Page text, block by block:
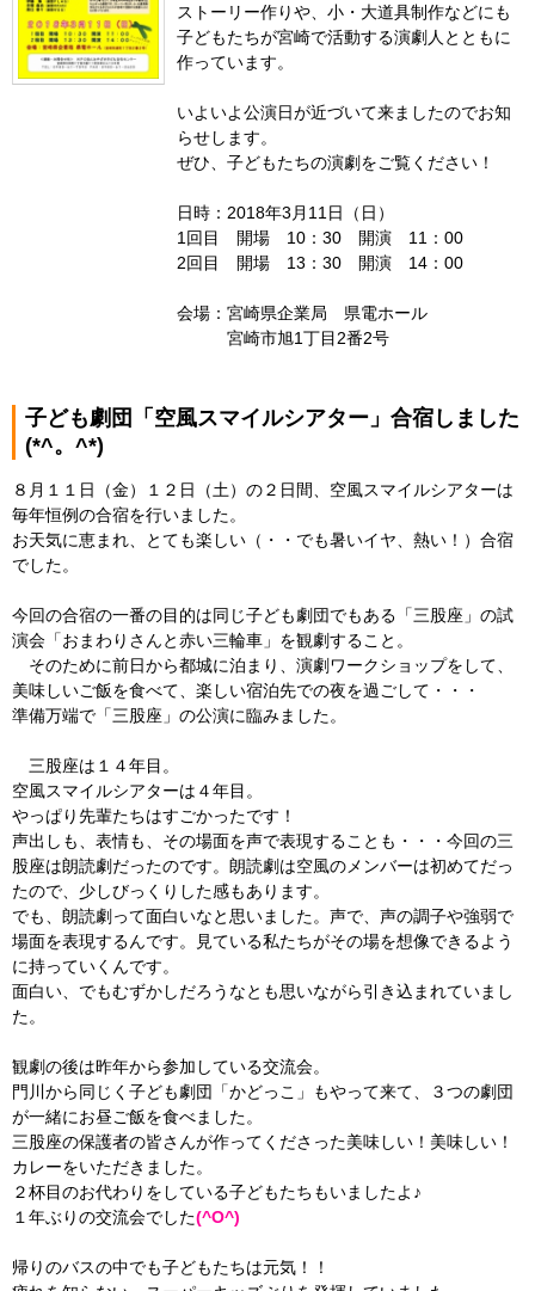
ストーリー作りや、小・大道具制作などにも
子どもたちが宮崎で活動する演劇人とともに
作っています。
いよいよ公演日が近づいて来ましたのでお知
らせします。
ぜひ、子どもたちの演劇をご覧ください！
日時：2018年3月11日（日）
1回目 開場 10：30 開演 11：00
2回目 開場 13：30 開演 14：00
会場：宮崎県企業局 県電ホール
宮崎市旭1丁目2番2号
子ども劇団「空風スマイルシアター」合宿しました
(*^。^*)
８月１１日（金）１２日（土）の２日間、空風スマイルシアターは
毎年恒例の合宿を行いました。
お天気に恵まれ、とても楽しい（・・でも暑いイヤ、熱い！）合宿
でした。
今回の合宿の一番の目的は同じ子ども劇団でもある「三股座」の試
演会「おまわりさんと赤い三輪車」を観劇すること。
そのために前日から都城に泊まり、演劇ワークショップをして、
美味しいご飯を食べて、楽しい宿泊先での夜を過ごして・・・
準備万端で「三股座」の公演に臨みました。
三股座は１４年目。
空風スマイルシアターは４年目。
やっぱり先輩たちはすごかったです！
声出しも、表情も、その場面を声で表現することも・・・今回の三
股座は朗読劇だったのです。朗読劇は空風のメンバーは初めてだっ
たので、少しびっくりした感もあります。
でも、朗読劇って面白いなと思いました。声で、声の調子や強弱で
場面を表現するんです。見ている私たちがその場を想像できるよう
に持っていくんです。
面白い、でもむずかしだろうなとも思いながら引き込まれていまし
た。
観劇の後は昨年から参加している交流会。
門川から同じく子ども劇団「かどっこ」もやって来て、３つの劇団
が一緒にお昼ご飯を食べました。
三股座の保護者の皆さんが作ってくださった美味しい！美味しい！
カレーをいただきました。
２杯目のお代わりをしている子どもたちもいましたよ♪
１年ぶりの交流会でした(^O^)
帰りのバスの中でも子どもたちは元気！！